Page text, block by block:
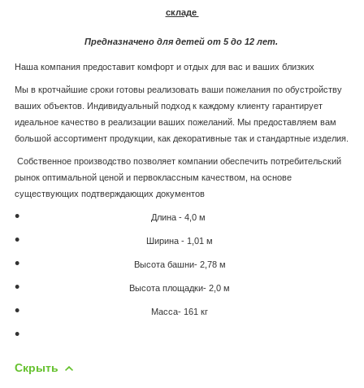
складе
Предназначено для детей от 5 до 12 лет.
Наша компания предоставит комфорт и отдых для вас и ваших близких
Мы в кротчайшие сроки готовы реализовать ваши пожелания по обустройству
ваших объектов. Индивидуальный подход к каждому клиенту гарантирует
идеальное качество в реализации ваших пожеланий. Мы предоставляем вам
большой ассортимент продукции, как декоративные так и стандартные изделия.
Собственное производство позволяет компании обеспечить потребительский
рынок оптимальной ценой и первоклассным качеством, на основе
существующих подтверждающих документов
Длина - 4,0 м
Ширина - 1,01 м
Высота башни- 2,78 м
Высота площадки- 2,0 м
Масса- 161 кг
Скрыть